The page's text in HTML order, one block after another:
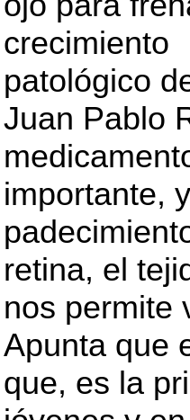
crecimiento
patológico
Juan Pablo
importante,
retina, el
nos permite
Apunta que
que, es la